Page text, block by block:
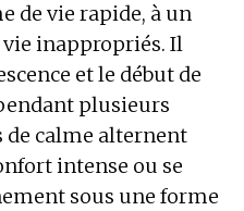
de vie rapide, à un
inappropriés. Il
et le début de
plusieurs
de calme alternent
intense ou se
sous une forme